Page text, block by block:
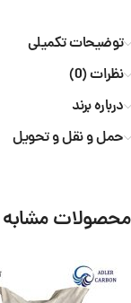
توضیحات تکمیلی
نظرات (0)
درباره برند
حمل و نقل و تحویل
محصولات مشابه